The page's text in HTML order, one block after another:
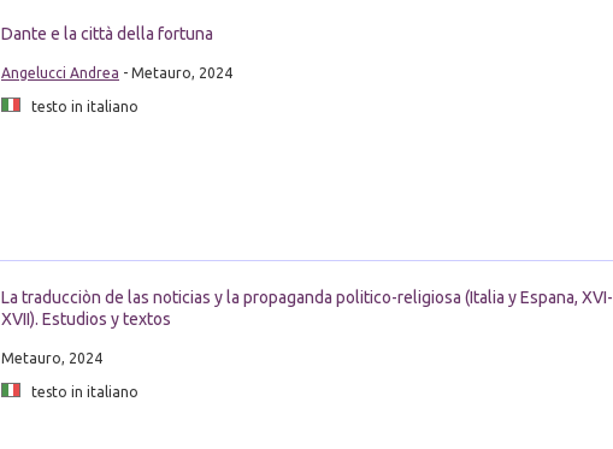
Dante e la città della fortuna
Angelucci Andrea - Metauro, 2024
testo in italiano
La traducciòn de las noticias y la propaganda politico-religiosa (Italia y Espana, XVI-
XVII). Estudios y textos
Metauro, 2024
testo in italiano